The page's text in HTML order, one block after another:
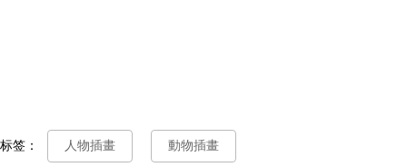
标签： 人物插畫 動物插畫